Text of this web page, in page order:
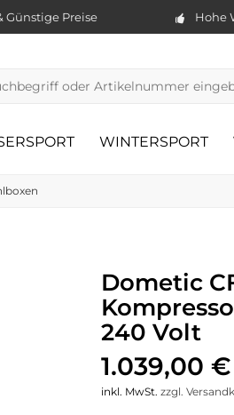
Günstige Preise Hohe
WINTERSPORT
Dometic
240 Volt
1.039,00
inkl. MwSt. zzgl.